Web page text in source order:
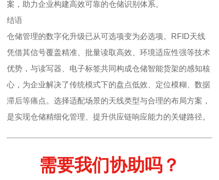
案，助力企业构建高效可靠的仓储识别体系。
结语
仓储管理的数字化升级已从可选项变为必选项。RFID天线
凭借其信号覆盖精准、批量读取高效、环境适应性强等技术
优势，与读写器、电子标签共同构成仓储智能货架的感知核
心，为企业解决了传统模式下的盘点低效、定位模糊、数据
滞后等痛点。选择适配场景的天线类型与合理的布局方案，
是实现仓储精细化管理、提升供应链响应能力的关键路径。
需要我们协助吗？